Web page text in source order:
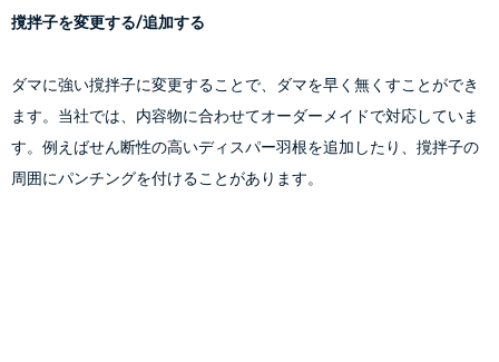
撹拌子を変更する/追加する
ダマに強い撹拌子に変更することで、ダマを早く無くすことができ
ます。当社では、内容物に合わせてオーダーメイドで対応していま
す。例えばせん断性の高いディスパー羽根を追加したり、撹拌子の
周囲にパンチングを付けることがあります。